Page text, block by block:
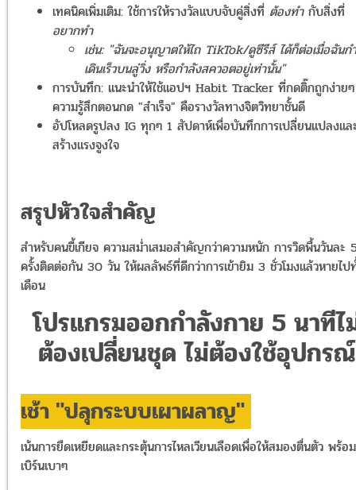
เทคนิคเพิ่มเติม: ใช้การให้รางวัลแบบจับคู่สิ่งที่ ต้องทำกับสิ่งที่
อยากทำ
เช่น: "ฉันจะอนุญาตให้ไถ TikTok/ดูซีรีส์ ได้ก็ต่อเมื่อฉันก
เดินเร็วบนลู่วิ่ง หรือกำลังสควอตอยู่เท่านั้น"
การบันทึก: แนะนำให้ใช้แอปฯ Habit Tracker ที่กดติ๊กถูกง่ายๆ
ความรู้สึกตอนกด "สำเร็จ" คือรางวัลทางจิตวิทยาชั้นดี
อัปโหลดรูปลง IG ทุกๆ 1 สัปดาห์เพื่อบันทึกการเปลี่ยนแปลงแล
สร้างแรงจูงใจ
สรุปหัวใจสำคัญ
สำหรับคนขี้เกียจ ความสม่ำเสมอสำคัญกว่าความหนัก การวิดพื้นวันละ
ครั้งติดต่อกัน 30 วัน ให้ผลลัพธ์ที่ดีกว่าการเข้ายิม 3 ชั่วโมงแล้วหายไป
เดือน
โปรแกรมออกกำลังกาย 5 นาทีไ
ต้องเปลี่ยนชุด ไม่ต้องใช้อุปกรณ์
เช้า "ปลุกระบบเผาผลาญ"
เน้นการยืดเหยียดและกระตุ้นการไหลเวียนเลือดเพื่อให้สมองตื่นตัว พร้อม
เบิร์นเบาๆ